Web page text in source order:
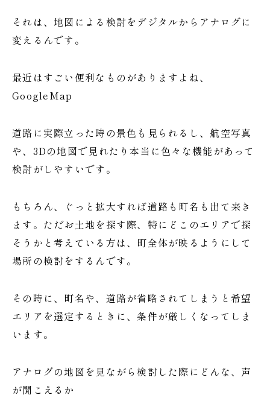
それは、地図による検討をデジタルからアナログに
変えるんです。
最近はすごい便利なものがありますよね、
GoogleMap
道路に実際立った時の景色も見られるし、航空写真
や、3Dの地図で見れたり本当に色々な機能があって
検討がしやすいです。
もちろん、ぐっと拡大すれば道路も町名も出て来き
ます。ただお土地を探す際、特にどこのエリアで探
そうかと考えている方は、町全体が映るようにして
場所の検討をするんです。
その時に、町名や、道路が省略されてしまうと希望
エリアを選定するときに、条件が厳しくなってしま
います。
アナログの地図を見ながら検討した際にどんな、声
が聞こえるか